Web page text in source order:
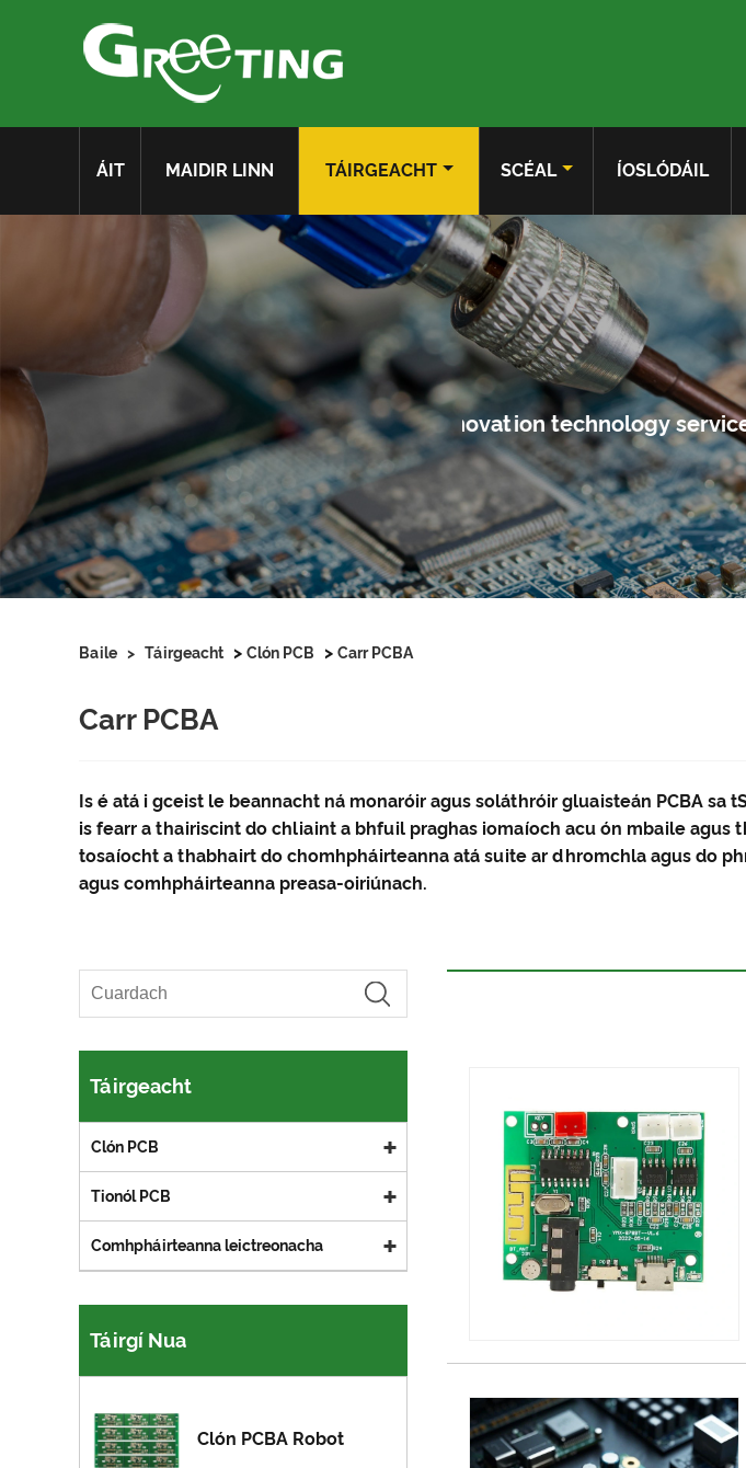
ÁIT MAIDIR LINN TÁIRGEACHT SCÉAL ÍOSLÓDÁIL
Baile > Táirgeacht > Clón PCB > Carr PCBA
Carr PCBA
Is é atá i gceist le beannacht ná monaróir agus soláthróir gluaisteán PCBA
is fearr a thairiscint do chliaint a bhfuil praghas iomaíoch acu ón mbaile agus
tosaíocht a thabhairt do chomhpháirteanna atá suite ar dhromchla agus do
agus comhpháirteanna preasa-oiriúnach.
Táirgeacht
Clón PCB
Tionól PCB
Comhpháirteanna leictreonacha
Táirgí Nua
Clón PCBA Robot